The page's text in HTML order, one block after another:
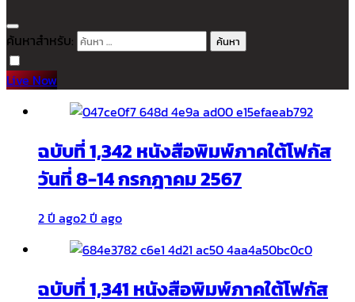
ค้นหาสำหรับ:
Live Now
ฉบับที่ 1,342 หนังสือพิมพ์ภาคใต้โฟกัส
วันที่ 8-14 กรกฎาคม 2567
2 ปี ago2 ปี ago
ฉบับที่ 1,341 หนังสือพิมพ์ภาคใต้โฟกัส